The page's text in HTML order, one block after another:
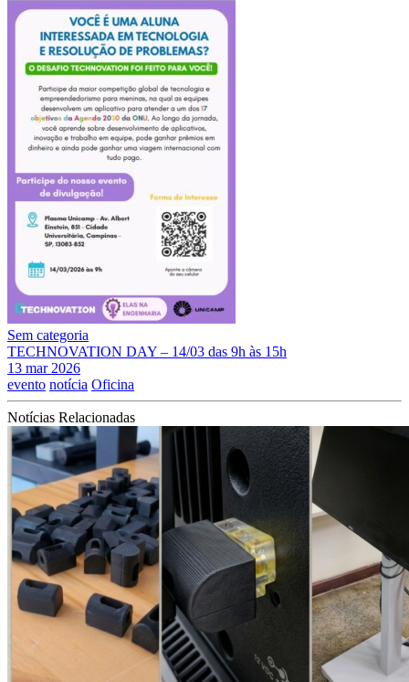
Sem categoria
TECHNOVATION DAY – 14/03 das 9h às 15h
13 mar 2026
evento notícia Oficina
Notícias Relacionadas